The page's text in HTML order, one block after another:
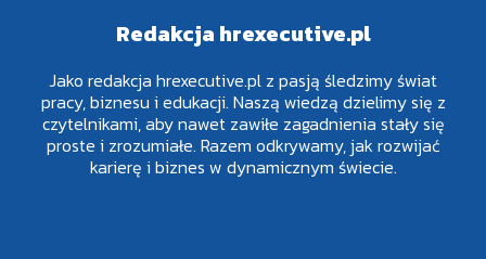
Redakcja hrexecutive.pl
Jako redakcja hrexecutive.pl z pasją śledzimy świat
pracy, biznesu i edukacji. Naszą wiedzą dzielimy się z
czytelnikami, aby nawet zawiłe zagadnienia stały się
proste i zrozumiałe. Razem odkrywamy, jak rozwijać
karierę i biznes w dynamicznym świecie.